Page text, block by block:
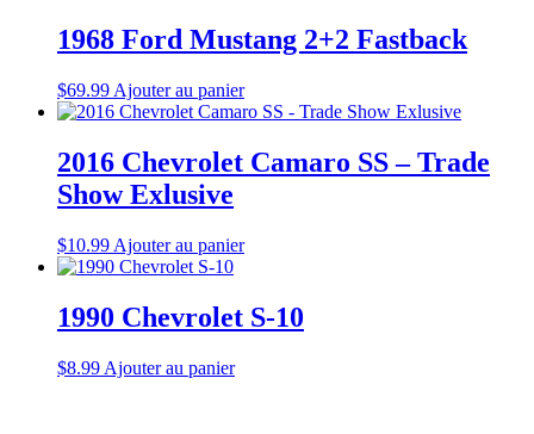
était
:
est
:
1968 Ford Mustang 2+2 Fastback
$69.99 Ajouter au panier
2016 Chevrolet Camaro SS – Trade
Show Exlusive
$10.99 Ajouter au panier
1990 Chevrolet S-10
$8.99 Ajouter au panier